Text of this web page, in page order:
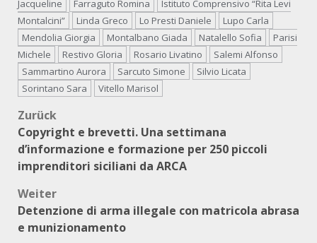
Jacqueline
Farraguto Romina
Istituto Comprensivo “Rita Levi
Montalcini”
Linda Greco Lo Presti Daniele
Lupo Carla
Mendolia Giorgia
Montalbano Giada Natalello Sofia
Parisi
Michele
Restivo Gloria Rosario Livatino
Salemi Alfonso
Sammartino Aurora
Sarcuto Simone
Silvio Licata
Sorintano Sara
Vitello Marisol
Beitragsnavigation
Zurück
Copyright e brevetti. Una settimana
d’informazione e formazione per 250 piccoli
imprenditori siciliani da ARCA
Weiter
Detenzione di arma illegale con matricola abrasa
e munizionamento